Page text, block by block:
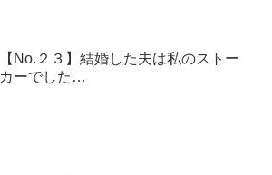
【No.２３】結婚した夫は私のストー
カーでした…